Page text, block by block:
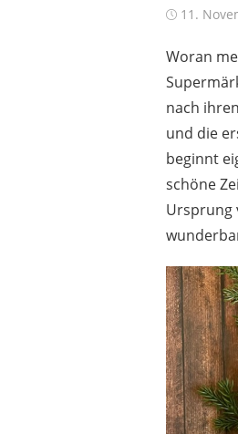
Posted
11.
Woran
nach
und die
beginnt
schöne
Ursprung